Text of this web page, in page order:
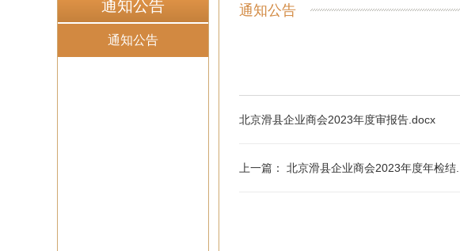
通知公告
通知公告
通知公告
北京滑县企业商会2023年度审报告.docx
上一篇： 北京滑县企业商会2023年度年检结...